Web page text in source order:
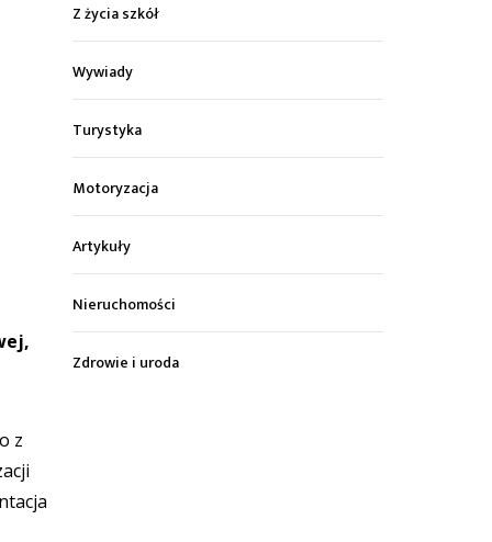
z
Z życia szkół
Wywiady
Turystyka
Motoryzacja
Artykuły
Nieruchomości
Zdrowie i uroda